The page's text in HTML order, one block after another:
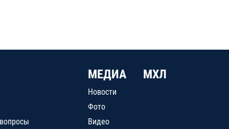
МЕДИА
Новости
Фото
Видео
МХЛ